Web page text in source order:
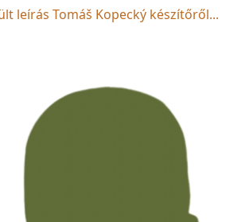
leírás Tomáš Kopecký készítőről...